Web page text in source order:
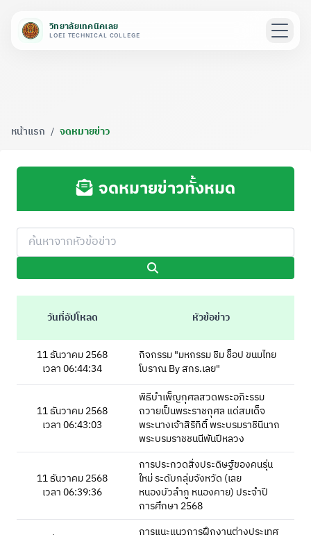
วิทยาลัยเทคนิคเลย
LOEI TECHNICAL COLLEGE
หน้าแรก / จดหมายข่าว
จดหมายข่าวทั้งหมด
วันที่อัปโหลด หัวข้อข่าว
11 ธันวาคม 2568
เวลา 06:44:34
กิจกรรม "มหกรรม ชิม ช็อป ขนมไทย
โบราณ By สกร.เลย"
11 ธันวาคม 2568
เวลา 06:43:03
พิธีบำเพ็ญกุศลสวดพระอภิะรรม
ถวายเป็นพระราชกุศล แด่สมเด็จ
พระนางเจ้าสิริกิติ์ พระบรมราชินีนาถ
พระบรมราชชนนีพันปีหลวง
11 ธันวาคม 2568
เวลา 06:39:36
การประกวดสิ่งประดิษฐ์ของคนรุ่น
ใหม่ ระดับกลุ่มจังหวัด (เลย
หนองบัวลำภู หนองคาย) ประจำปี
การศึกษา 2568